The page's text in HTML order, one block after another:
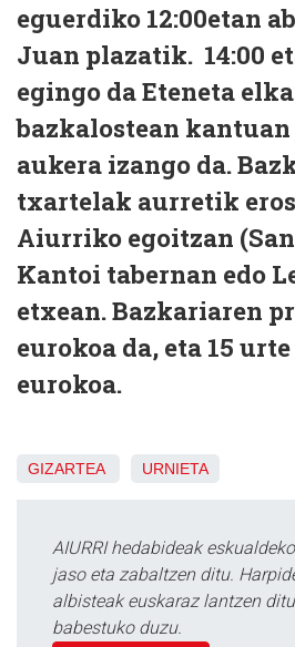
eguerdiko 12:00etan
Juan plazatik. 14:00
egingo da Eteneta
bazkalostean
aukera izango da.
txartelak aurretik
Aiurriko egoitzan
Kantoi tabernan edo
etxean. Bazkariaren
eurokoa da, eta 15
eurokoa.
GIZARTEA URNIETA
AIURRI hedabideak
jaso eta zabaltzen ditu.
albisteak euskaraz lantzen
babestuko duzu.